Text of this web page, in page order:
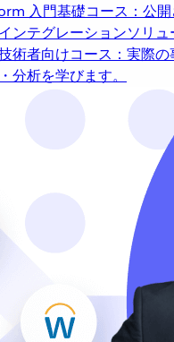
入門基礎コース：公
ンテグレーションソリュ
術者向けコース：実際の
分析を学びます。